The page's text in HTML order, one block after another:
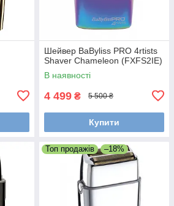
Шейвер BaByliss PRO 4rtists
Shaver Chameleon (FXFS2IE)
В наявності
4 499 ₴ 5 500 ₴
Купити
Топ продажів –18%